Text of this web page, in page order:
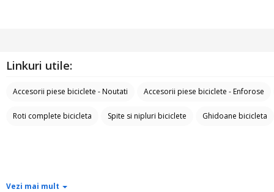
Linkuri utile:
Accesorii piese biciclete - Noutati Accesorii piese biciclete - Enforose
Roti complete bicicleta Spite si nipluri biciclete Ghidoane bicicleta
Vezi mai mult